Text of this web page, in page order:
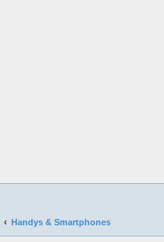
Handys & Smartphones